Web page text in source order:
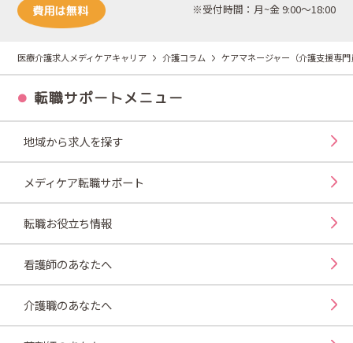
※受付時間：月~金 9:00～18:00
医療介護求人メディケアキャリア 介護コラム ケアマネージャー（介護支援専
転職サポートメニュー
地域から求人を探す
メディケア転職サポート
転職お役立ち情報
看護師のあなたへ
介護職のあなたへ